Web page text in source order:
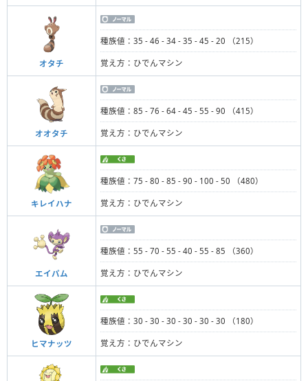
オタチ
種族値：35 - 46 - 34 - 35 - 45 - 20 （215）
覚え方：ひでんマシン
オオタチ
種族値：85 - 76 - 64 - 45 - 55 - 90 （415）
覚え方：ひでんマシン
キレイハナ
種族値：75 - 80 - 85 - 90 - 100 - 50 （480）
覚え方：ひでんマシン
エイパム
種族値：55 - 70 - 55 - 40 - 55 - 85 （360）
覚え方：ひでんマシン
ヒマナッツ
種族値：30 - 30 - 30 - 30 - 30 - 30 （180）
覚え方：ひでんマシン